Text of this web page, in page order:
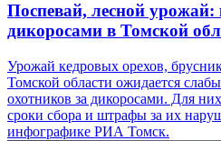
Поспевай, лесной урожай:
дикоросами в Томской
Урожай кедровых орехов,
Томской области ожидается
охотников за дикоросами. Для
сроки сбора и штрафы за их
инфографике РИА Томск.